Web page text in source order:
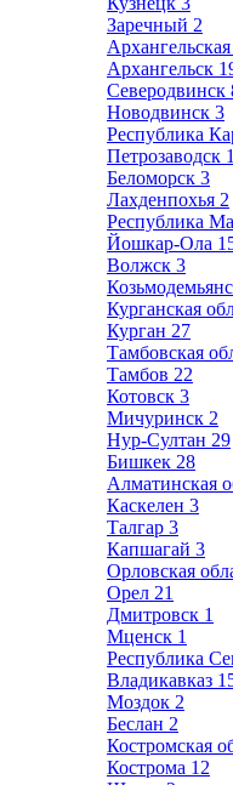
Заречный 2
Архангельск
Северодвинск
Новодвинск 3
Республика
Петрозаводск
Беломорск 3
Лахденпохья 2
Республика
Йошкар-Ола
Волжск 3
Курганская
Курган 27
Тамбовская
Тамбов 22
Котовск 3
Мичуринск 2
Нур-Султан 29
Бишкек 28
Алматинская
Каскелен 3
Талгар 3
Капшагай 3
Орловская
Орел 21
Дмитровск 1
Мценск 1
Республика
Владикавказ
Моздок 2
Беслан 2
Костромская
Кострома 12